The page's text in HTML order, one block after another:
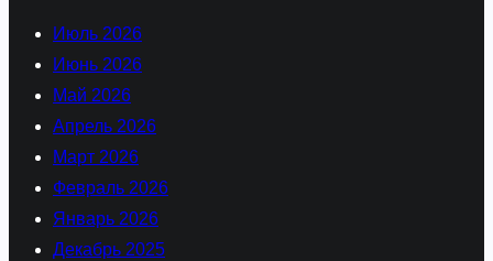
Июль 2026
Июнь 2026
Май 2026
Апрель 2026
Март 2026
Февраль 2026
Январь 2026
Декабрь 2025